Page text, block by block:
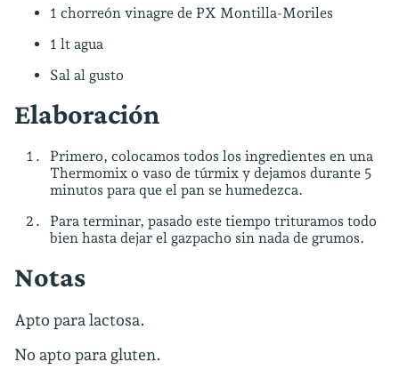
1 chorreón vinagre de PX Montilla-Moriles
1 lt agua
Sal al gusto
Elaboración
Primero, colocamos todos los ingredientes en una
Thermomix o vaso de túrmix y dejamos durante 5
minutos para que el pan se humedezca.
Para terminar, pasado este tiempo trituramos todo
bien hasta dejar el gazpacho sin nada de grumos.
Notas
Apto para lactosa.
No apto para gluten.